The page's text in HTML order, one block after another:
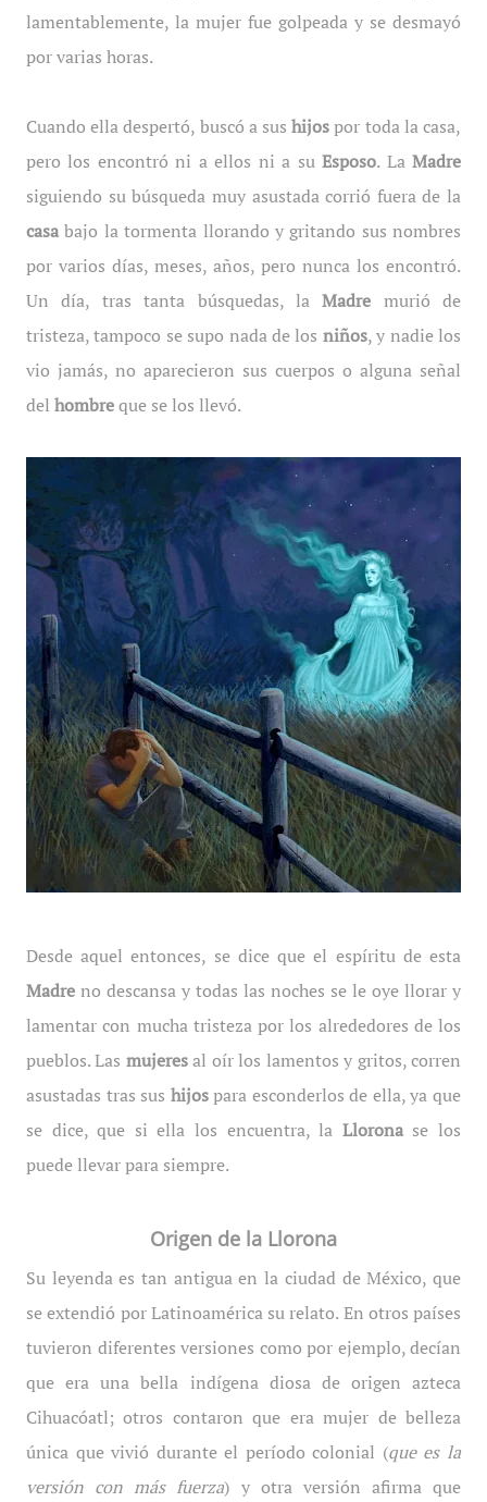
lamentablemente, la mujer fue golpeada y se desmayó
por varias horas.
Cuando ella despertó, buscó a sushijospor toda la casa,
pero los encontró ni a ellos ni a suEsposo. LaMadre
siguiendo su búsqueda muy asustada corrió fuera de la
casabajo la tormenta llorando y gritando sus nombres
por varios días, meses, años, pero nunca los encontró.
Un día, tras tanta búsquedas, laMadre murió de
tristeza, tampoco se supo nada de los niños, y nadie los
vio jamás, no aparecieron sus cuerpos o alguna señal
del hombreque se los llevó.
Desde aquel entonces, se dice que el espíritu de esta
Madre no descansa y todas las noches se le oye llorar y
lamentar con mucha tristeza por los alrededores de los
pueblos. Las mujeresal oír los lamentos y gritos, corren
asustadas tras sus hijospara esconderlos de ella, ya que
se dice, que si ella los encuentra, la Llorona se los
puede llevar para siempre.
Origen de la Llorona
Su leyenda es tan antigua en la ciudad de México, que
se extendió por Latinoamérica su relato. En otros países
tuvieron diferentes versiones como por ejemplo, decían
que era una bella indígena diosa de origen azteca
Cihuacóatl; otros contaron que era mujer de belleza
única que vivió durante el período colonial (que es la
versión con más fuerza) y otra versión afirma que